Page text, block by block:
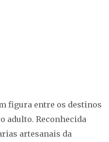
figura entre os destinos
adulto. Reconhecida
artesanais da